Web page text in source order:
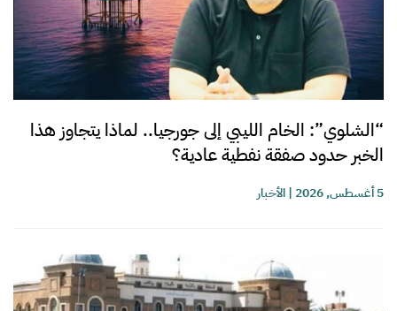
“الشلوي”: الخام الليبي إلى جورجيا.. لماذا يتجاوز هذا
الخبر حدود صفقة نفطية عادية؟
5 أغسطس, 2026 |الأخبار